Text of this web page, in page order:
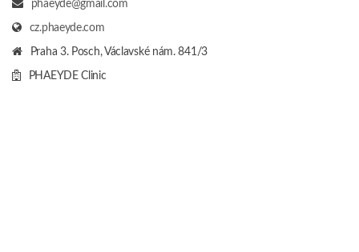
phaeyde@gmail.com
cz.phaeyde.com
Praha 3. Posch, Václavské nám. 841/3
PHAEYDE Clinic